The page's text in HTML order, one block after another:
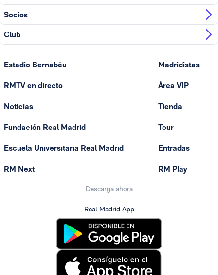
Socios
Club
Estadio Bernabéu
RMTV en directo
Noticias
Fundación Real Madrid
Escuela Universitaria Real Madrid
RM Next
Madridistas
Área VIP
Tienda
Tour
Entradas
RM Play
Descarga ahora
Real Madrid App